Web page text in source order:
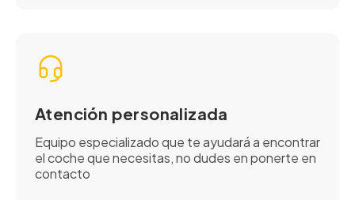
Atención personalizada
Equipo especializado que te ayudará a encontrar
el coche que necesitas, no dudes en ponerte en
contacto